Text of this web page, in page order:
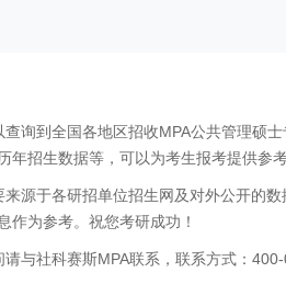
询到全国各地区招收MPA公共管理硕
年招生数据等，可以为考生报考提供参
源于各研招单位招生网及对外公开的
作为参考。祝您考研成功！
与社科赛斯MPA联系，联系方式：